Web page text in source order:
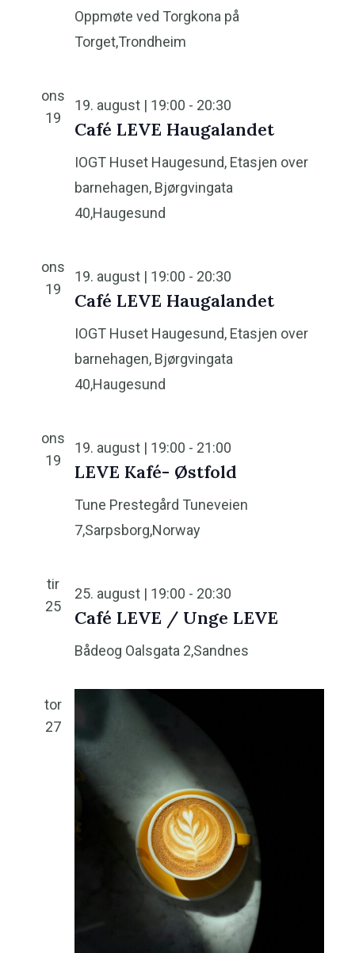
Oppmøte ved Torgkona på
Torget,Trondheim
ons
19
Café LEVE Haugalandet
19. august | 19:00 - 20:30
IOGT Huset Haugesund, Etasjen over
barnehagen, Bjørgvingata
40,Haugesund
ons
19
Café LEVE Haugalandet
19. august | 19:00 - 20:30
IOGT Huset Haugesund, Etasjen over
barnehagen, Bjørgvingata
40,Haugesund
ons
19
LEVE Kafé- Østfold
19. august | 19:00 - 21:00
Tune Prestegård Tuneveien
7,Sarpsborg,Norway
tir
25
Café LEVE / Unge LEVE
25. august | 19:00 - 20:30
Bådeog Oalsgata 2,Sandnes
tor
27